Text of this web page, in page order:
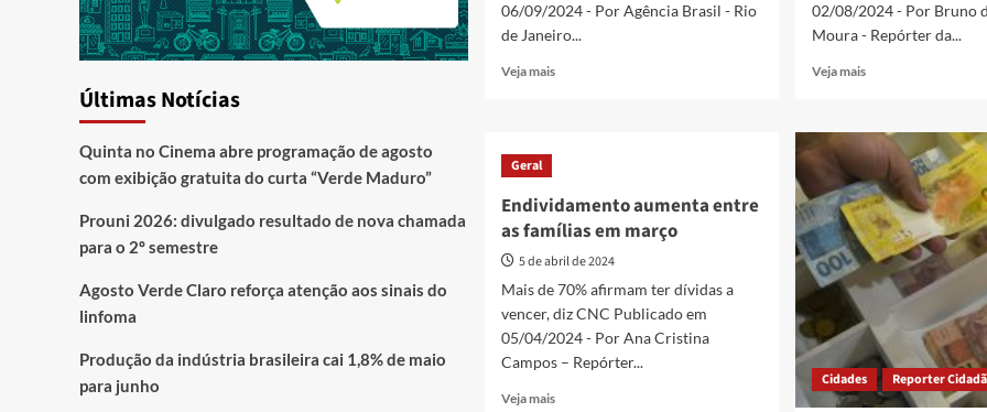
06/09/2024 - Por Agência Brasil - Rio
de Janeiro...
Veja maisRead
pelo
segundo
mês
02/08/2024 - Por Bruno
Moura - Repórter da...
Veja maisRead
Endividamento
das
famílias
brasileiras
cai
para
78,5%
em
Geral
Endividamento aumenta entre
as famílias em março
5 de abril de 2024
Mais de 70% afirmam ter dívidas a
vencer, diz CNC Publicado em
05/04/2024 - Por Ana Cristina
Campos – Repórter...
Veja maisRead
Cidades Reporter
Últimas Notícias
Quinta no Cinema abre programação de agosto
com exibição gratuita do curta “Verde Maduro”
Prouni 2026: divulgado resultado de nova chamada
para o 2º semestre
Agosto Verde Claro reforça atenção aos sinais do
linfoma
Produção da indústria brasileira cai 1,8% de maio
para junho